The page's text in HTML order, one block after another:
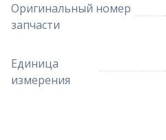
Оригинальный номер
запчасти
Единица
измерения